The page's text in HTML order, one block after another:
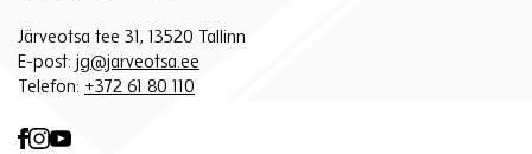
Järveotsa tee 31, 13520 Tallinn
E-post: jg@jarveotsa.ee
Telefon: +372 61 80 110